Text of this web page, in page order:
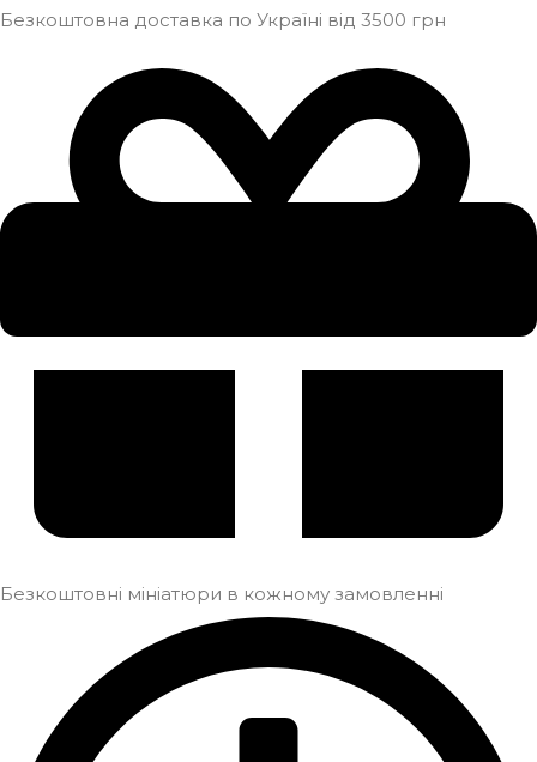
Безкоштовна доставка по Україні від 3500 грн
Безкоштовні мініатюри в кожному замовленні